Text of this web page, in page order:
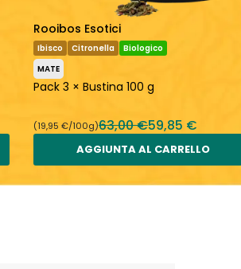
Rooibos Esotici
Ibisco Citronella
Biologico
MATE
Pack 3 × Bustina 100 g
(19,95 €/100g)63,00 €59,85 €
AGGIUNTA AL CARRELLO